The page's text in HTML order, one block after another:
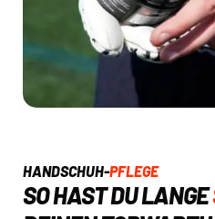
HANDSCHUH-PFLEGE
SO HAST DU LANGE